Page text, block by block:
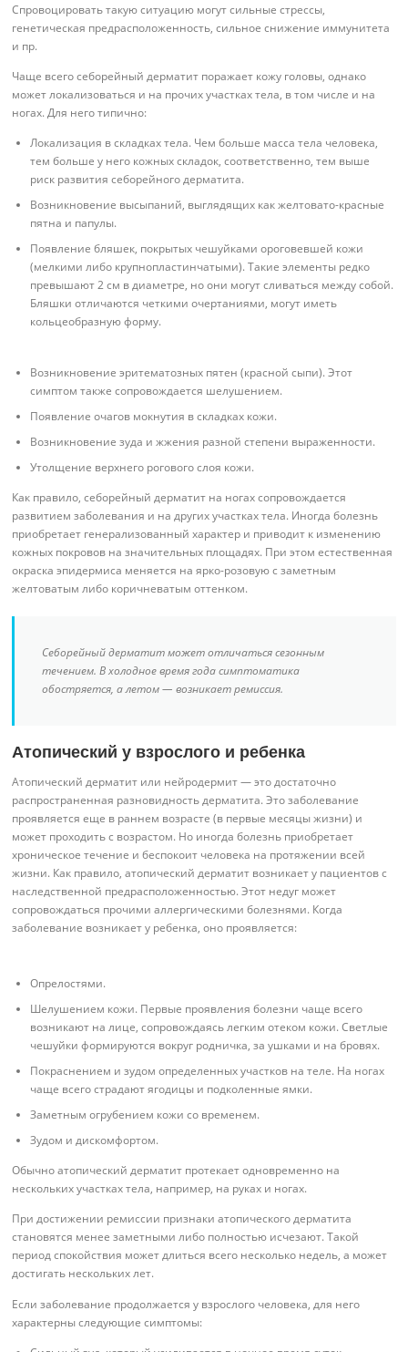
Спровоцировать такую ситуацию могут сильные стрессы,
генетическая предрасположенность, сильное снижение иммунитета
и пр.
Чаще всего себорейный дерматит поражает кожу головы, однако
может локализоваться и на прочих участках тела, в том числе и на
ногах. Для него типично:
Локализация в складках тела. Чем больше масса тела человека,
тем больше у него кожных складок, соответственно, тем выше
риск развития себорейного дерматита.
Возникновение высыпаний, выглядящих как желтовато-красные
пятна и папулы.
Появление бляшек, покрытых чешуйками ороговевшей кожи
(мелкими либо крупнопластинчатыми). Такие элементы редко
превышают 2 см в диаметре, но они могут сливаться между собой.
Бляшки отличаются четкими очертаниями, могут иметь
кольцеобразную форму.
Возникновение эритематозных пятен (красной сыпи). Этот
симптом также сопровождается шелушением.
Появление очагов мокнутия в складках кожи.
Возникновение зуда и жжения разной степени выраженности.
Утолщение верхнего рогового слоя кожи.
Как правило, себорейный дерматит на ногах сопровождается
развитием заболевания и на других участках тела. Иногда болезнь
приобретает генерализованный характер и приводит к изменению
кожных покровов на значительных площадях. При этом естественная
окраска эпидермиса меняется на ярко-розовую с заметным
желтоватым либо коричневатым оттенком.
Себорейный дерматит может отличаться сезонным
течением. В холодное время года симптоматика
обостряется, а летом — возникает ремиссия.
Атопический у взрослого и ребенка
Атопический дерматит или нейродермит — это достаточно
распространенная разновидность дерматита. Это заболевание
проявляется еще в раннем возрасте (в первые месяцы жизни) и
может проходить с возрастом. Но иногда болезнь приобретает
хроническое течение и беспокоит человека на протяжении всей
жизни. Как правило, атопический дерматит возникает у пациентов с
наследственной предрасположенностью. Этот недуг может
сопровождаться прочими аллергическими болезнями. Когда
заболевание возникает у ребенка, оно проявляется:
Опрелостями.
Шелушением кожи. Первые проявления болезни чаще всего
возникают на лице, сопровождаясь легким отеком кожи. Светлые
чешуйки формируются вокруг родничка, за ушками и на бровях.
Покраснением и зудом определенных участков на теле. На ногах
чаще всего страдают ягодицы и подколенные ямки.
Заметным огрубением кожи со временем.
Зудом и дискомфортом.
Обычно атопический дерматит протекает одновременно на
нескольких участках тела, например, на руках и ногах.
При достижении ремиссии признаки атопического дерматита
становятся менее заметными либо полностью исчезают. Такой
период спокойствия может длиться всего несколько недель, а может
достигать нескольких лет.
Если заболевание продолжается у взрослого человека, для него
характерны следующие симптомы: